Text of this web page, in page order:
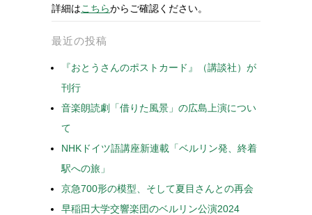
詳細はこちらからご確認ください。
最近の投稿
『おとうさんのポストカード』（講談社）が
刊行
音楽朗読劇「借りた風景」の広島上演につい
て
NHKドイツ語講座新連載「ベルリン発、終着
駅への旅」
京急700形の模型、そして夏目さんとの再会
早稲田大学交響楽団のベルリン公演2024